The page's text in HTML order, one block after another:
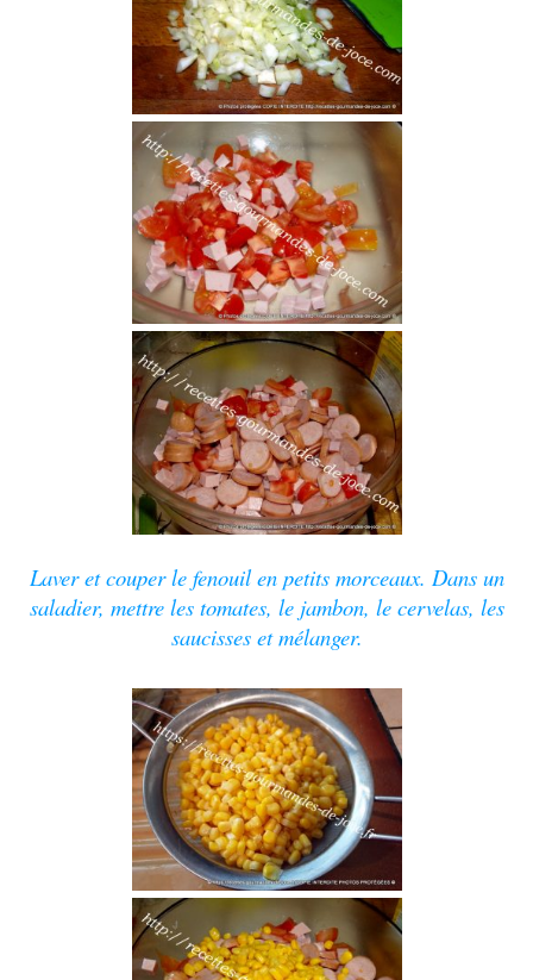
Laver et couper le fenouil en petits morceaux. Dans un
saladier, mettre les tomates, le jambon, le cervelas, les
saucisses et mélanger.